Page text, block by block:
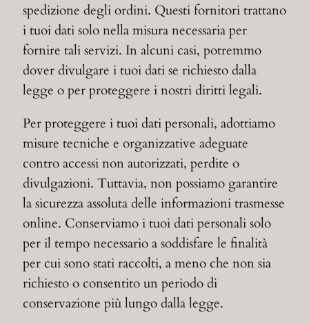
spedizione degli ordini. Questi fornitori trattano
i tuoi dati solo nella misura necessaria per
fornire tali servizi. In alcuni casi, potremmo
dover divulgare i tuoi dati se richiesto dalla
legge o per proteggere i nostri diritti legali.
Per proteggere i tuoi dati personali, adottiamo
misure tecniche e organizzative adeguate
contro accessi non autorizzati, perdite o
divulgazioni. Tuttavia, non possiamo garantire
la sicurezza assoluta delle informazioni trasmesse
online. Conserviamo i tuoi dati personali solo
per il tempo necessario a soddisfare le finalità
per cui sono stati raccolti, a meno che non sia
richiesto o consentito un periodo di
conservazione più lungo dalla legge.